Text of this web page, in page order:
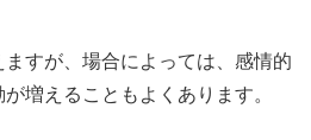
すが、場合によっては、感情的
増えることもよくあります。